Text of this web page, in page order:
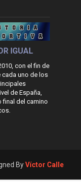
IGUAL
con el fin de
cada uno de los
de España,
final del camino
ByVíctor Calle